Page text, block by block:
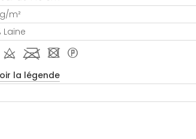
m²
Laine
d l - *
la légende